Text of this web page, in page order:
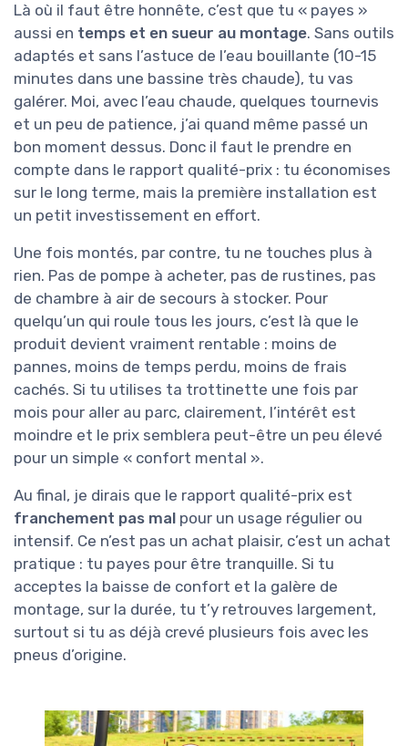
Là où il faut être honnête, c’est que tu « payes »
aussi en temps et en sueur au montage. Sans outils
adaptés et sans l’astuce de l’eau bouillante (10-15
minutes dans une bassine très chaude), tu vas
galérer. Moi, avec l’eau chaude, quelques tournevis
et un peu de patience, j’ai quand même passé un
bon moment dessus. Donc il faut le prendre en
compte dans le rapport qualité-prix : tu économises
sur le long terme, mais la première installation est
un petit investissement en effort.
Une fois montés, par contre, tu ne touches plus à
rien. Pas de pompe à acheter, pas de rustines, pas
de chambre à air de secours à stocker. Pour
quelqu’un qui roule tous les jours, c’est là que le
produit devient vraiment rentable : moins de
pannes, moins de temps perdu, moins de frais
cachés. Si tu utilises ta trottinette une fois par
mois pour aller au parc, clairement, l’intérêt est
moindre et le prix semblera peut-être un peu élevé
pour un simple « confort mental ».
Au final, je dirais que le rapport qualité-prix est
franchement pas mal pour un usage régulier ou
intensif. Ce n’est pas un achat plaisir, c’est un achat
pratique : tu payes pour être tranquille. Si tu
acceptes la baisse de confort et la galère de
montage, sur la durée, tu t’y retrouves largement,
surtout si tu as déjà crevé plusieurs fois avec les
pneus d’origine.